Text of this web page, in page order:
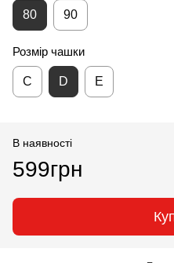
80 90
Розмір чашки
С D E
В наявності
599грн